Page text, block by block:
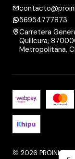
56954777873
Carretera
Quilicura,
Metropolitana,
2026 PROINMIN.